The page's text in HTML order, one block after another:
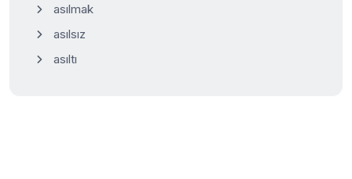
asılmak
asılsız
asıltı